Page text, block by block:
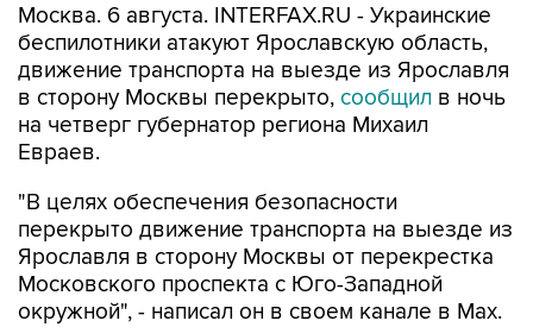
Москва. 6 августа. INTERFAX.RU - Украинские
беспилотники атакуют Ярославскую область,
движение транспорта на выезде из Ярославля
в сторону Москвы перекрыто, сообщил в ночь
на четверг губернатор региона Михаил
Евраев.
"В целях обеспечения безопасности
перекрыто движение транспорта на выезде из
Ярославля в сторону Москвы от перекрестка
Московского проспекта с Юго-Западной
окружной", - написал он в своем канале в Мах.